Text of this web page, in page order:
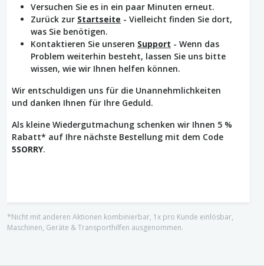
Versuchen Sie es in ein paar Minuten erneut.
Zurück zur Startseite - Vielleicht finden Sie dort,
was Sie benötigen.
Kontaktieren Sie unseren Support - Wenn das
Problem weiterhin besteht, lassen Sie uns bitte
wissen, wie wir Ihnen helfen können.
Wir entschuldigen uns für die Unannehmlichkeiten
und danken Ihnen für Ihre Geduld.
Als kleine Wiedergutmachung schenken wir Ihnen 5 %
Rabatt* auf Ihre nächste Bestellung mit dem Code
5SORRY.
*Nicht mit anderen Aktionen kombinierbar, 1x pro Kunde einlösbar,
Maschinen, Geräte & Transporthilfen ausgenommen.